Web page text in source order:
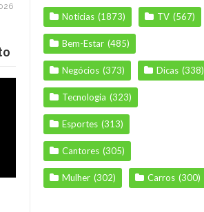
Notícias (1873) TV (567)
Bem-Estar (485)
Negócios (373) Dicas (338)
Tecnologia (323)
Esportes (313)
Cantores (305)
Mulher (302) Carros (300)